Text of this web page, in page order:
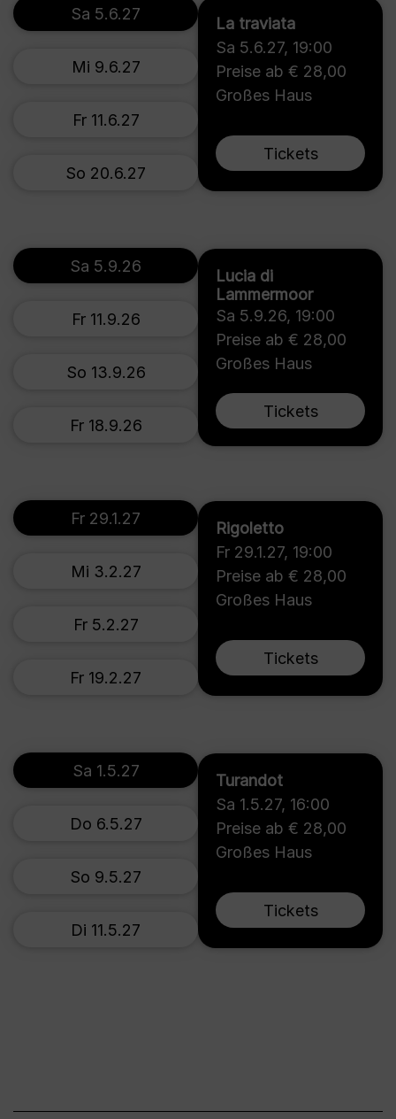
La traviata
Sa 5.6.27, 19:00
Preise ab € 28,00
Großes Haus
Tickets
Sa 5.6.27
Mi 9.6.27
Fr 11.6.27
So 20.6.27
Lucia di
Lammermoor
Sa 5.9.26, 19:00
Preise ab € 28,00
Großes Haus
Tickets
Sa 5.9.26
Fr 11.9.26
So 13.9.26
Fr 18.9.26
Rigoletto
Fr 29.1.27, 19:00
Preise ab € 28,00
Großes Haus
Tickets
Fr 29.1.27
Mi 3.2.27
Fr 5.2.27
Fr 19.2.27
Turandot
Sa 1.5.27, 16:00
Preise ab € 28,00
Großes Haus
Tickets
Sa 1.5.27
Do 6.5.27
So 9.5.27
Di 11.5.27